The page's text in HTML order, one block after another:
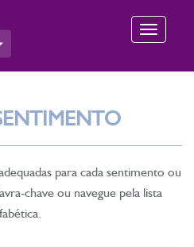
Toggle
para cada sentimento ou
chave ou navegue pela lista